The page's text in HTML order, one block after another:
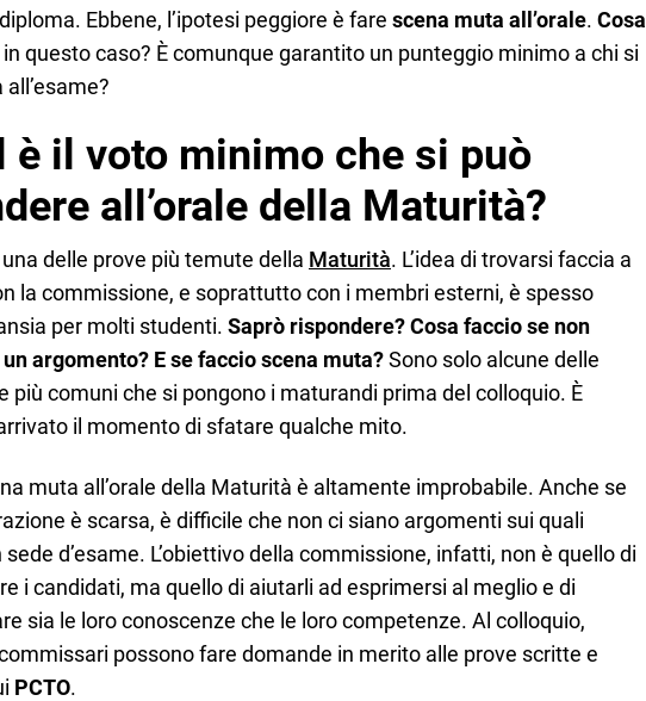
Ebbene, l’ipotesi peggiore è fare scena muta all’orale. Cosa
in questo caso? È comunque garantito un punteggio minimo a chi si
è il voto minimo che si può
all’orale della Maturità?
delle prove più temute della Maturità. L’idea di trovarsi faccia a
la commissione, e soprattutto con i membri esterni, è spesso
per molti studenti. Saprò rispondere? Cosa faccio se non
argomento? E se faccio scena muta?Sono solo alcune delle
più comuni che si pongono i maturandi prima del colloquio. È
il momento di sfatare qualche mito.
muta all’orale della Maturità è altamente improbabile. Anche se
è scarsa, è difficile che non ci siano argomenti sui quali
sede d’esame. L’obiettivo della commissione, infatti, non è quello di
i candidati, ma quello di aiutarli ad esprimersi al meglio e di
sia le loro conoscenze che le loro competenze. Al colloquio,
possono fare domande in merito alle prove scritte e
PCTO.